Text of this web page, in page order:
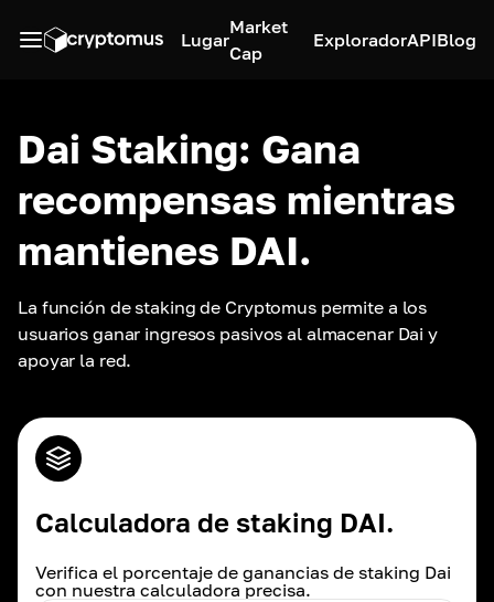
Lugar
Market
Cap
ExploradorAPIBlog
Dai Staking: Gana
recompensas mientras
mantienes DAI.
La función de staking de Cryptomus permite a los
usuarios ganar ingresos pasivos al almacenar Dai y
apoyar la red.
Calculadora de staking DAI.
Verifica el porcentaje de ganancias de staking Dai
con nuestra calculadora precisa.